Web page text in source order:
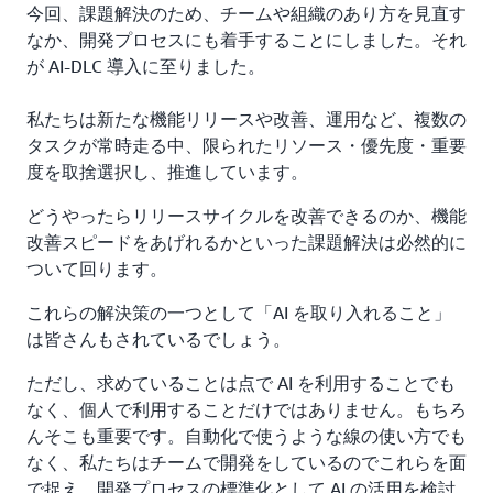
今回、課題解決のため、チームや組織のあり方を見直す
なか、開発プロセスにも着手することにしました。それ
が AI-DLC 導入に至りました。
私たちは新たな機能リリースや改善、運用など、複数の
タスクが常時走る中、限られたリソース・優先度・重要
度を取捨選択し、推進しています。
どうやったらリリースサイクルを改善できるのか、機能
改善スピードをあげれるかといった課題解決は必然的に
ついて回ります。
これらの解決策の一つとして「AI を取り入れること」
は皆さんもされているでしょう。
ただし、求めていることは点で AI を利用することでも
なく、個人で利用することだけではありません。もちろ
んそこも重要です。自動化で使うような線の使い方でも
なく、私たちはチームで開発をしているのでこれらを面